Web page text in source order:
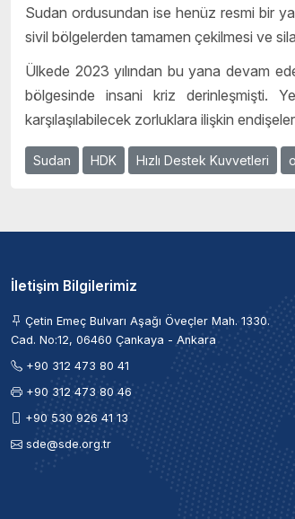
Sudan ordusundan ise henüz resmi bir
sivil bölgelerden tamamen çekilmesi ve
Ülkede 2023 yılından bu yana devam
bölgesinde insani kriz derinleşmişti.
karşılaşılabilecek zorluklara ilişkin
Sudan HDK Hızlı Destek Kuvvetleri
İletişim Bilgilerimiz
Çetin Emeç Bulvarı Aşağı Öveçler Mah. 1330.
Cad. No:12, 06460 Çankaya - Ankara
+90 312 473 80 41
+90 312 473 80 46
+90 530 926 41 13
sde@sde.org.tr